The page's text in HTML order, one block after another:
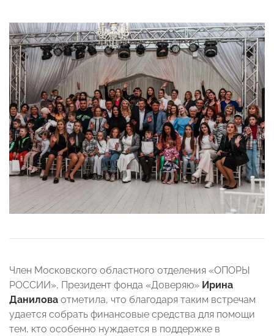
Член Московского областного отделения «ОПОРЫ
РОССИИ», Президент фонда «Доверяю» Ирина
Данилова отметила, что благодаря таким встречам
удается собрать финансовые средства для помощи
тем, кто особенно нуждается в поддержке в